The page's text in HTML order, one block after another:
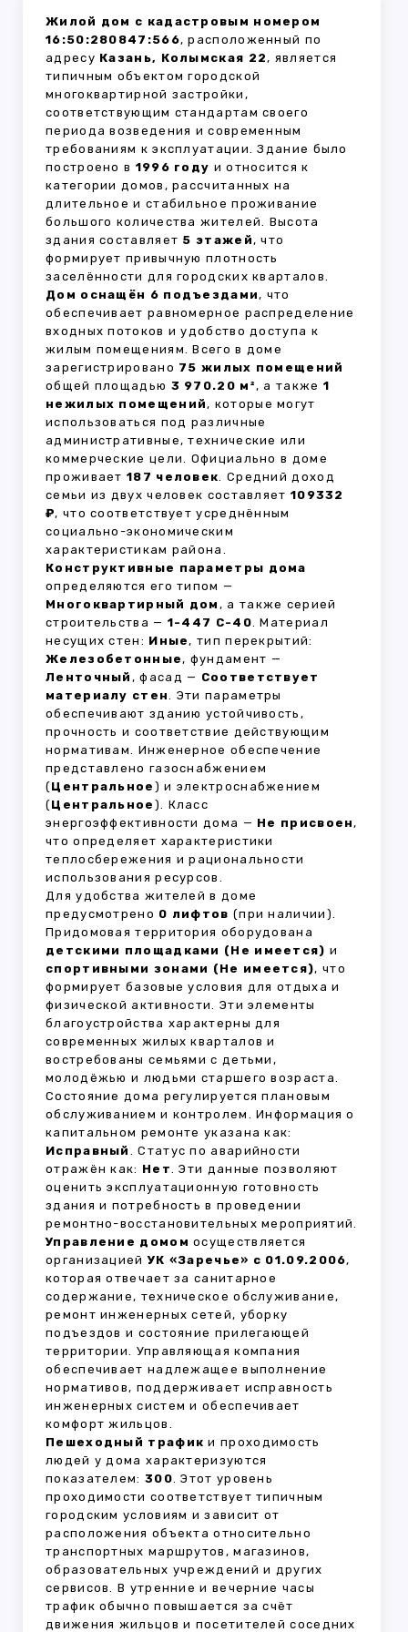
Жилой дом с кадастровым номером
16:50:280847:566, расположенный по
адресу Казань, Колымская 22, является
типичным объектом городской
многоквартирной застройки,
соответствующим стандартам своего
периода возведения и современным
требованиям к эксплуатации. Здание было
построено в 1996 году и относится к
категории домов, рассчитанных на
длительное и стабильное проживание
большого количества жителей. Высота
здания составляет 5 этажей, что
формирует привычную плотность
заселённости для городских кварталов.
Дом оснащён 6 подъездами, что
обеспечивает равномерное распределение
входных потоков и удобство доступа к
жилым помещениям. Всего в доме
зарегистрировано 75 жилых помещений
общей площадью 3 970.20 м², а также 1
нежилых помещений, которые могут
использоваться под различные
административные, технические или
коммерческие цели. Официально в доме
проживает 187 человек. Средний доход
семьи из двух человек составляет 109332
₽, что соответствует усреднённым
социально-экономическим
характеристикам района.
Конструктивные параметры дома
определяются его типом —
Многоквартирный дом , а также серией
строительства — 1-447 С-40. Материал
несущих стен: Иные, тип перекрытий:
Железобетонные, фундамент —
Ленточный , фасад — Соответствует
материалу стен. Эти параметры
обеспечивают зданию устойчивость,
прочность и соответствие действующим
нормативам. Инженерное обеспечение
представлено газоснабжением
(Центральное ) и электроснабжением
(Центральное ). Класс
энергоэффективности дома — Не присвоен,
что определяет характеристики
теплосбережения и рациональности
использования ресурсов.
Для удобства жителей в доме
предусмотрено 0 лифтов (при наличии).
Придомовая территория оборудована
детскими площадками (Не имеется) и
спортивными зонами (Не имеется), что
формирует базовые условия для отдыха и
физической активности. Эти элементы
благоустройства характерны для
современных жилых кварталов и
востребованы семьями с детьми,
молодёжью и людьми старшего возраста.
Состояние дома регулируется плановым
обслуживанием и контролем. Информация о
капитальном ремонте указана как:
Исправный . Статус по аварийности
отражён как: Нет. Эти данные позволяют
оценить эксплуатационную готовность
здания и потребность в проведении
ремонтно-восстановительных мероприятий.
Управление домом осуществляется
организациейУК «Заречье» с 01.09.2006,
которая отвечает за санитарное
содержание, техническое обслуживание,
ремонт инженерных сетей, уборку
подъездов и состояние прилегающей
территории. Управляющая компания
обеспечивает надлежащее выполнение
нормативов, поддерживает исправность
инженерных систем и обеспечивает
комфорт жильцов.
Пешеходный трафик и проходимость
людей у дома характеризуются
показателем: 300. Этот уровень
проходимости соответствует типичным
городским условиям и зависит от
расположения объекта относительно
транспортных маршрутов, магазинов,
образовательных учреждений и других
сервисов. В утренние и вечерние часы
трафик обычно повышается за счёт
движения жильцов и посетителей соседних